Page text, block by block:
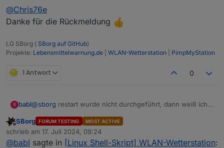
@Chris76e
Danke für die Rückmeldung
LG SBorg ( SBorg auf GitHub)
Projekte: Lebensmittelwarnung.de WLAN-Wetterstation PimpMyStation
1 Antwort 0
B babl@sborg restart wurde nicht durchgeführt, dann weiß ich
gestern wieder den großen update tag hatte für mein
proxmox system mit allen anhängenden Systeme, dort
wurde dann auch die Wetterstation neu gestartet, also
Zur Firmware Version, kein Ding wenn du das mit der
Hand pflegst, das muß ja nicht sein, war nur mal ne Frage.
Ansonsten paßt alles, danke für deine Arbeit.
Zu den Rekordwerten, bei mir stimmen Sie. Es fehlen
Offline
SBorg FORUM TESTING MOST ACTIVE
schrieb am 17. Juli 2024, 09:24
zuletzt editiert von
@babl sagte in [Linux Shell-Skript] WLAN-Wetterstation: